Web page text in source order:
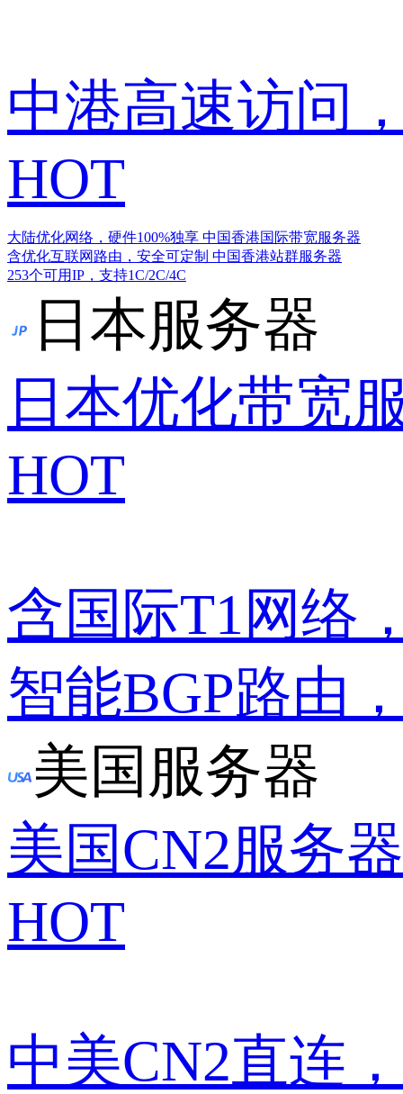
中港高速访问
HOT
大陆优化网络，硬件100%独享 中国香港国际带宽服务器
含优化互联网路由，安全可定制 中国香港站群服务器
253个可用IP，支持1C/2C/4C
日本服务器
日本优化带宽
HOT
含国际T1网络
智能BGP路由
美国服务器
美国CN2服务器
HOT
中美CN2直连